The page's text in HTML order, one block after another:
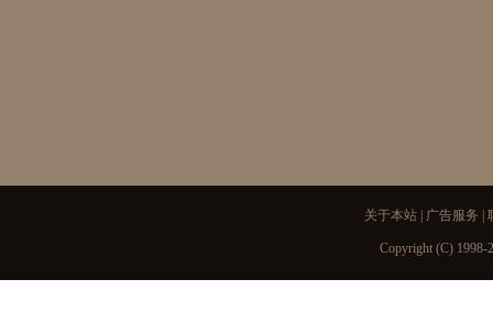
关于本站| 广告服务
Copyright (C) 1998-